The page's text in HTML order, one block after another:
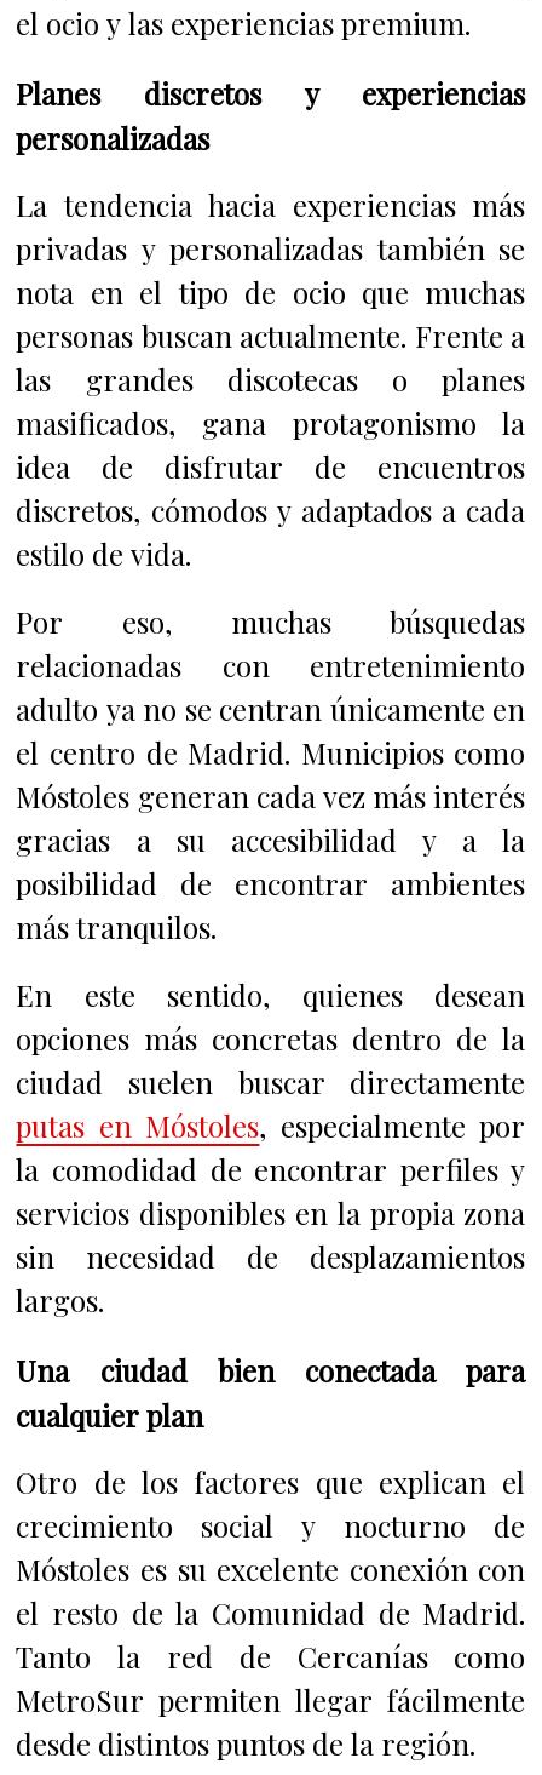
el ocio y las experiencias premium.
Planes discretos y experiencias
personalizadas
La tendencia hacia experiencias más
privadas y personalizadas también se
nota en el tipo de ocio que muchas
personas buscan actualmente. Frente a
las grandes discotecas o planes
masificados, gana protagonismo la
idea de disfrutar de encuentros
discretos, cómodos y adaptados a cada
estilo de vida.
Por eso, muchas búsquedas
relacionadas con entretenimiento
adulto ya no se centran únicamente en
el centro de Madrid. Municipios como
Móstoles generan cada vez más interés
gracias a su accesibilidad y a la
posibilidad de encontrar ambientes
más tranquilos.
En este sentido, quienes desean
opciones más concretas dentro de la
ciudad suelen buscar directamente
putas en Móstoles, especialmente por
la comodidad de encontrar perfiles y
servicios disponibles en la propia zona
sin necesidad de desplazamientos
largos.
Una ciudad bien conectada para
cualquier plan
Otro de los factores que explican el
crecimiento social y nocturno de
Móstoles es su excelente conexión con
el resto de la Comunidad de Madrid.
Tanto la red de Cercanías como
MetroSur permiten llegar fácilmente
desde distintos puntos de la región.